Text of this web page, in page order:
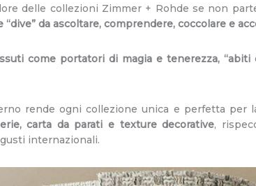
delle collezioni Zimmer + Rohde se non
da ascoltare, comprendere, coccolare e
come portatori di magia e tenerezza,
rende ogni collezione unica e perfetta per
carta da parati e texture decorative,
internazionali.